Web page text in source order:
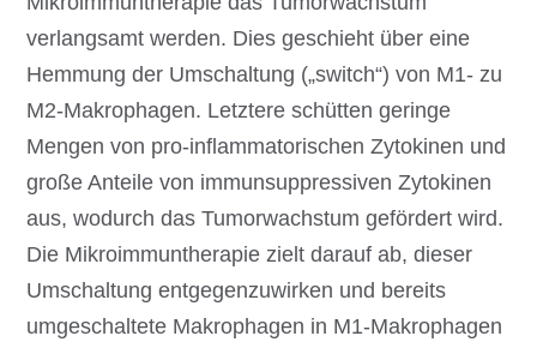
verlangsamt werden. Dies geschieht über eine
Hemmung der Umschaltung („switch“) von M1- zu
M2-Makrophagen. Letztere schütten geringe
Mengen von pro-inflammatorischen Zytokinen und
große Anteile von immunsuppressiven Zytokinen
aus, wodurch das Tumorwachstum gefördert wird.
Die Mikroimmuntherapie zielt darauf ab, dieser
Umschaltung entgegenzuwirken und bereits
umgeschaltete Makrophagen in M1-Makrophagen